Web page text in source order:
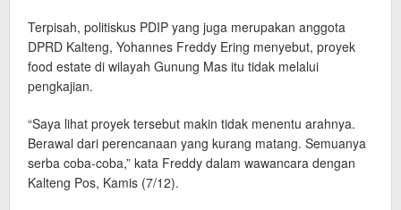
Terpisah, politiskus PDIP yang juga merupakan anggota
DPRD Kalteng, Yohannes Freddy Ering menyebut, proyek
food estate di wilayah Gunung Mas itu tidak melalui
pengkajian.
“Saya lihat proyek tersebut makin tidak menentu arahnya.
Berawal dari perencanaan yang kurang matang. Semuanya
serba coba-coba,” kata Freddy dalam wawancara dengan
Kalteng Pos, Kamis (7/12).